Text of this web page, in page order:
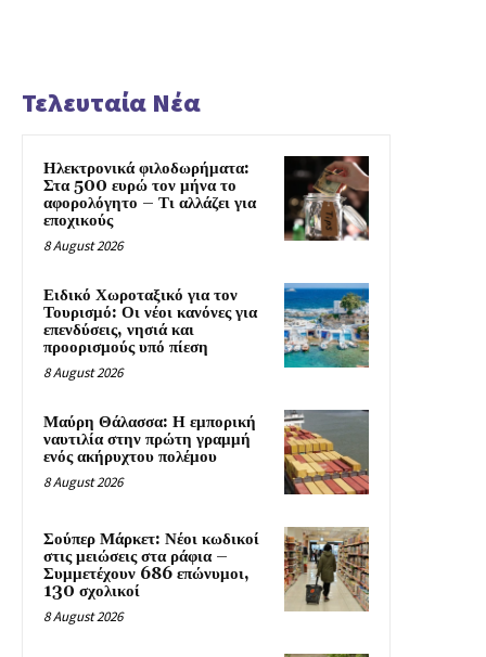
Τελευταία Νέα
Ηλεκτρονικά φιλοδωρήματα:
Στα 500 ευρώ τον μήνα το
αφορολόγητο – Τι αλλάζει για
εποχικούς
8 August 2026
Ειδικό Χωροταξικό για τον
Τουρισμό: Οι νέοι κανόνες για
επενδύσεις, νησιά και
προορισμούς υπό πίεση
8 August 2026
Μαύρη Θάλασσα: Η εμπορική
ναυτιλία στην πρώτη γραμμή
ενός ακήρυχτου πολέμου
8 August 2026
Σούπερ Μάρκετ: Νέοι κωδικοί
στις μειώσεις στα ράφια –
Συμμετέχουν 686 επώνυμοι,
130 σχολικοί
8 August 2026